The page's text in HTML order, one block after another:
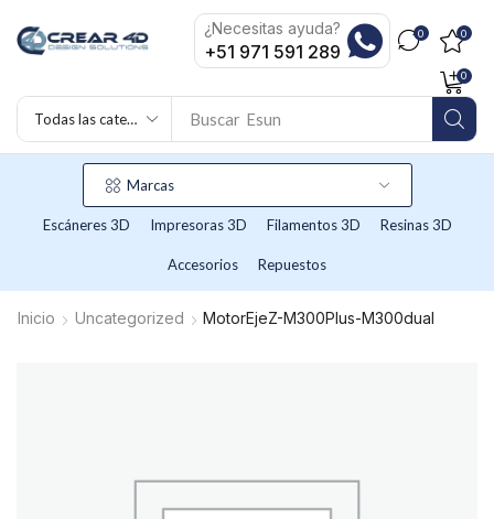
Buscar Esun
¿Necesitas ayuda?
+51 971 591 289
0 0
0
Marcas
Escáneres 3D Impresoras 3D Filamentos 3D Resinas 3D
Accesorios Repuestos
Inicio Uncategorized MotorEjeZ-M300Plus-M300dual